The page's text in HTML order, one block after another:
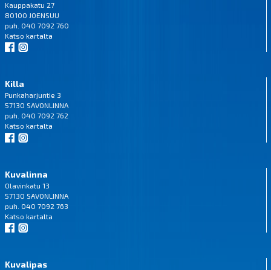
Kauppakatu 27
80100 JOENSUU
puh. 040 7092 760
Katso kartalta
Killa
Punkaharjuntie 3
57130 SAVONLINNA
puh. 040 7092 762
Katso kartalta
Kuvalinna
Olavinkatu 13
57130 SAVONLINNA
puh. 040 7092 763
Katso kartalta
Kuvalipas